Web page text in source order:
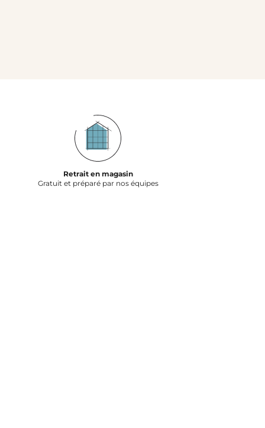
Retrait en magasin
Gratuit et préparé par nos équipes